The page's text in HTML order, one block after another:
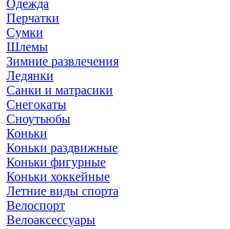
Одежда
Перчатки
Сумки
Шлемы
Зимние развлечения
Ледянки
Санки и матрасики
Снегокаты
Сноутьюбы
Коньки
Коньки раздвижные
Коньки фигурные
Коньки хоккейные
Летние виды спорта
Велоспорт
Велоаксессуары